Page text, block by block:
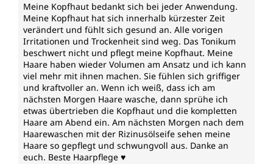
Meine Kopfhaut bedankt sich bei jeder Anwendung.
Meine Kopfhaut hat sich innerhalb kürzester Zeit
verändert und fühlt sich gesund an. Alle vorigen
Irritationen und Trockenheit sind weg. Das Tonikum
beschwert nicht und pflegt meine Kopfhaut. Meine
Haare haben wieder Volumen am Ansatz und ich kann
viel mehr mit ihnen machen. Sie fühlen sich griffiger
und kraftvoller an. Wenn ich weiß, dass ich am
nächsten Morgen Haare wasche, dann sprühe ich
etwas übertrieben die Kopfhaut und die kompletten
Haare am Abend ein. Am nächsten Morgen nach dem
Haarewaschen mit der Rizinusölseife sehen meine
Haare so gepflegt und schwungvoll aus. Danke an
euch. Beste Haarpflege ♥️